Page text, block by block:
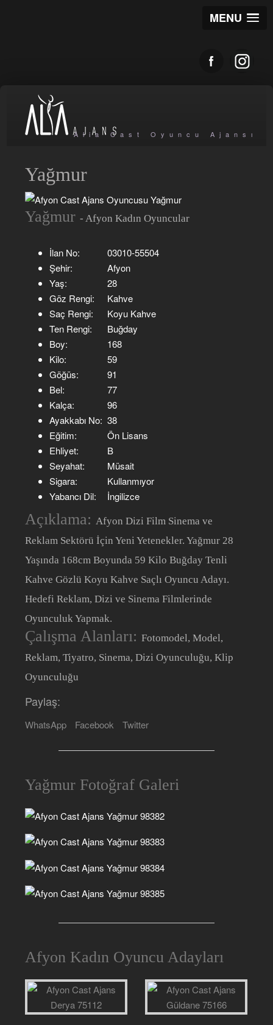
MENU
Alia Cast Oyuncu Ajansı
Yağmur
Yağmur- Afyon Kadın Oyuncular
İlan No:
03010-55504
Şehir:
Afyon
Yaş:
28
Göz Rengi:
Kahve
Saç Rengi:
Koyu Kahve
Ten Rengi:
Buğday
Boy:
168
Kilo:
59
Göğüs:
91
Bel:
77
Kalça:
96
Ayakkabı No: 38
Eğitim:
Ön Lisans
Ehliyet:
B
Seyahat:
Müsait
Sigara:
Kullanmıyor
Yabancı Dil:
İngilizce
Açıklama: Afyon Dizi Film Sinema ve
Reklam Sektörü İçin Yeni Yetenekler. Yağmur 28
Yaşında 168cm Boyunda 59 Kilo Buğday Tenli
Kahve Gözlü Koyu Kahve Saçlı Oyuncu Adayı.
Hedefi Reklam, Dizi ve Sinema Filmlerinde
Oyunculuk Yapmak.
Çalışma Alanları:Fotomodel, Model,
Reklam, Tiyatro, Sinema, Dizi Oyunculuğu, Klip
Oyunculuğu
Paylaş:
WhatsApp Facebook Twitter
Yağmur Fotoğraf Galeri
Afyon Kadın Oyuncu Adayları